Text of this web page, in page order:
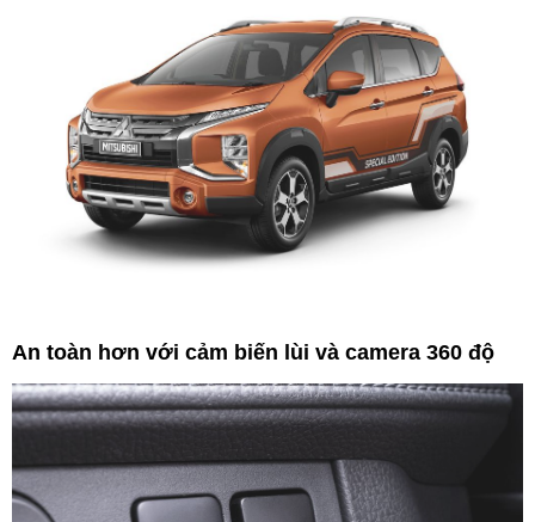
An toàn hơn với cảm biến lùi và camera 360 độ